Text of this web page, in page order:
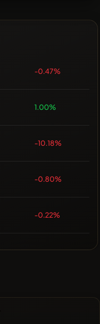
-0.47%
1.00%
-10.18%
-0.80%
-0.22%